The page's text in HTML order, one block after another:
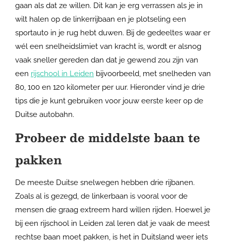
gaan als dat ze willen. Dit kan je erg verrassen als je in
wilt halen op de linkerrijbaan en je plotseling een
sportauto in je rug hebt duwen. Bij de gedeeltes waar er
wél een snelheidslimiet van kracht is, wordt er alsnog
vaak sneller gereden dan dat je gewend zou zijn van
een rijschool in Leiden bijvoorbeeld, met snelheden van
80, 100 en 120 kilometer per uur. Hieronder vind je drie
tips die je kunt gebruiken voor jouw eerste keer op de
Duitse autobahn.
Probeer de middelste baan te
pakken
De meeste Duitse snelwegen hebben drie rijbanen.
Zoals al is gezegd, de linkerbaan is vooral voor de
mensen die graag extreem hard willen rijden. Hoewel je
bij een rijschool in Leiden zal leren dat je vaak de meest
rechtse baan moet pakken, is het in Duitsland weer iets